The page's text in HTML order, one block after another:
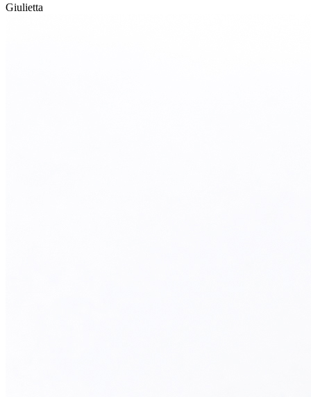
Giulietta